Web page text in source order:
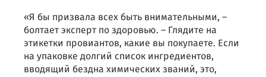
«Я бы призвала всех быть внимательными, –
болтает эксперт по здоровью. – Глядите на
этикетки провиантов, какие вы покупаете. Если
на упаковке долгий список ингредиентов,
вводящий бездна химических званий, это,